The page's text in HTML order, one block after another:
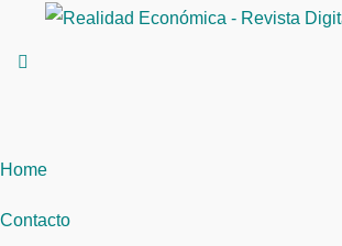
Home
Contacto